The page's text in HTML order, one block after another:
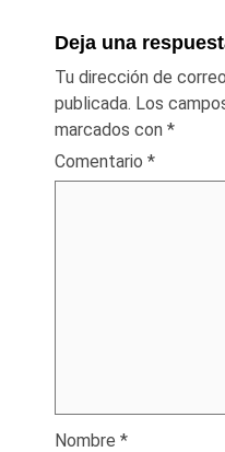
Deja una
Tu dirección de
publicada. Los
marcados con *
Comentario *
Nombre *